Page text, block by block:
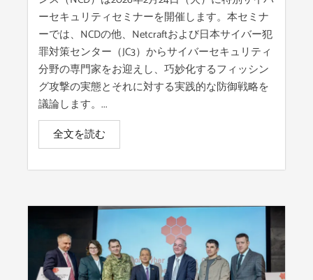
ーセキュリティセミナーを開催します。本セミナ
ーでは、NCDの他、Netcraftおよび日本サイバー犯
罪対策センター（JC3）からサイバーセキュリティ
分野の専門家をお迎えし、巧妙化するフィッシン
グ攻撃の実態とそれに対する実践的な防御戦略を
議論します。...
全文を読む